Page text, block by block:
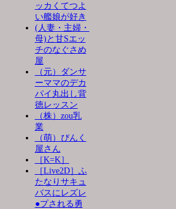
ッカくてつよ
い艦娘が好き
(人妻・主婦・
母)と甘Sエッ
チのなぐさめ
屋
（元）ダンサ
ーママのデカ
パイ丸出し背
徳レッスン
（株）zou乳
業
（萌）ぴんく
屋さん
［K=K］
［Live2D］ふ
たなりサキュ
バスにレズレ
●プされる勇